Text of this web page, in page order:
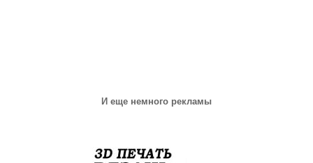
И еще немного рекламы